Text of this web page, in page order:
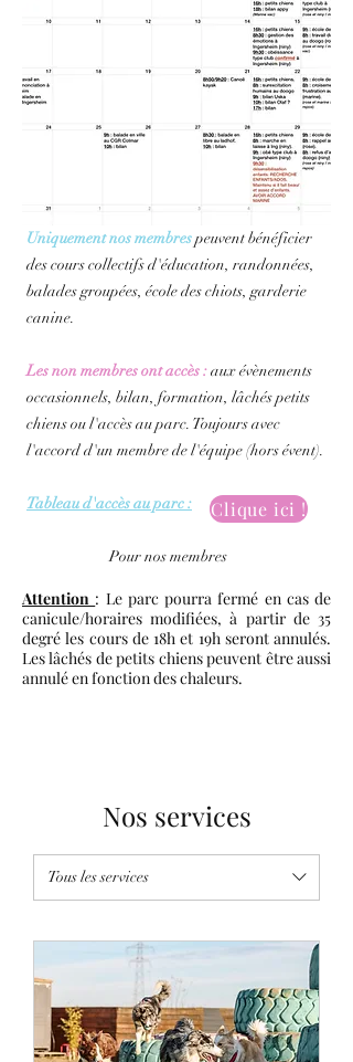
Uniquement nos membrespeuvent bénéficier
des cours collectifs d'éducation, randonnées,
balades groupées, école des chiots, garderie
canine.
Les non membres ont accès :aux évènements
occasionnels, bilan, formation, lâchés petits
chiens ou l'accès au parc. Toujours avec
l'accord d'un membre de l'équipe (hors évent).
Tableau d'accès au parc :
Pour nos membres ​
Clique ici !
Attention : Le parc pourra fermé en cas de
canicule/horaires modifiées, à partir de 35
degré les cours de 18h et 19h seront annulés.
Les lâchés de petits chiens peuvent être aussi
annulé en fonction des chaleurs.
Nos services
Tous les services